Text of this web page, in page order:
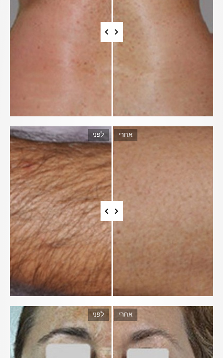
טכנולוגיה זו הינה פרי פיתוח של חברת Sharplight
היווצרות קולגן חדש – חלבון אשר מעניק לעור יציבות, הידוק ומתיחה.
הקמטים.
לפני אחרי
לפני אחרי